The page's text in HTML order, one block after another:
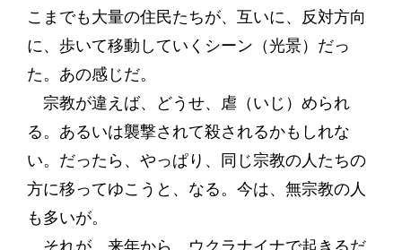
こまでも大量の住民たちが、互いに、反対方向
に、歩いて移動していくシーン（光景）だっ
た。あの感じだ。
宗教が違えば、どうせ、虐（いじ）められ
る。あるいは襲撃されて殺されるかもしれな
い。だったら、やっぱり、同じ宗教の人たちの
方に移ってゆこうと、なる。今は、無宗教の人
も多いが。